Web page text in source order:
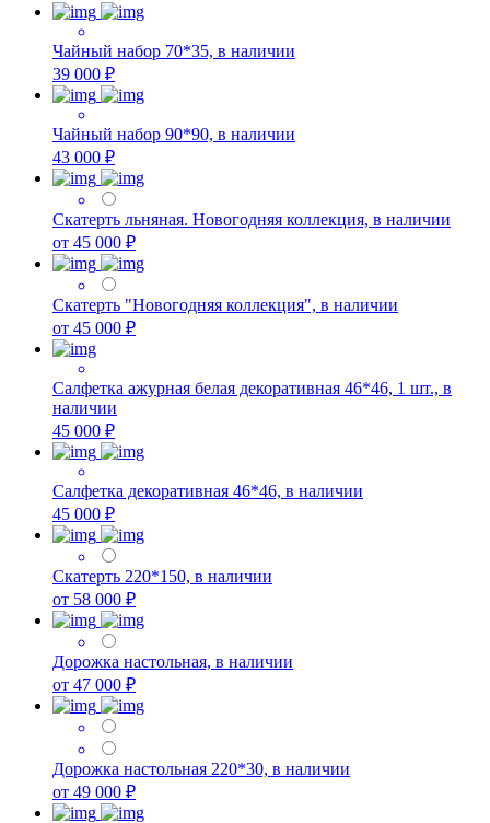
Чайный набор 70*35, в наличии
39 000 ₽
Чайный набор 90*90, в наличии
43 000 ₽
Скатерть льняная. Новогодняя коллекция, в наличии
от 45 000 ₽
Скатерть "Новогодняя коллекция", в наличии
от 45 000 ₽
Салфетка ажурная белая декоративная 46*46, 1 шт., в
наличии
45 000 ₽
Салфетка декоративная 46*46, в наличии
45 000 ₽
Скатерть 220*150, в наличии
от 58 000 ₽
Дорожка настольная, в наличии
от 47 000 ₽
Дорожка настольная 220*30, в наличии
от 49 000 ₽